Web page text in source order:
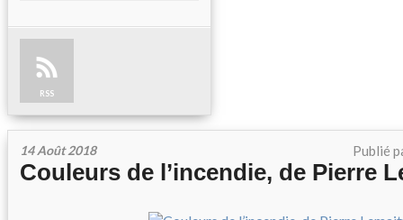
RSS
14 Août 2018 Publié
Couleurs de l’incendie, de Pierre